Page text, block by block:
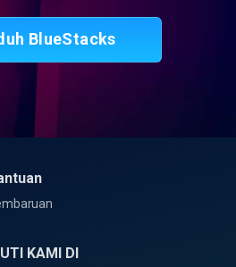
BlueStacks
KAMI DI